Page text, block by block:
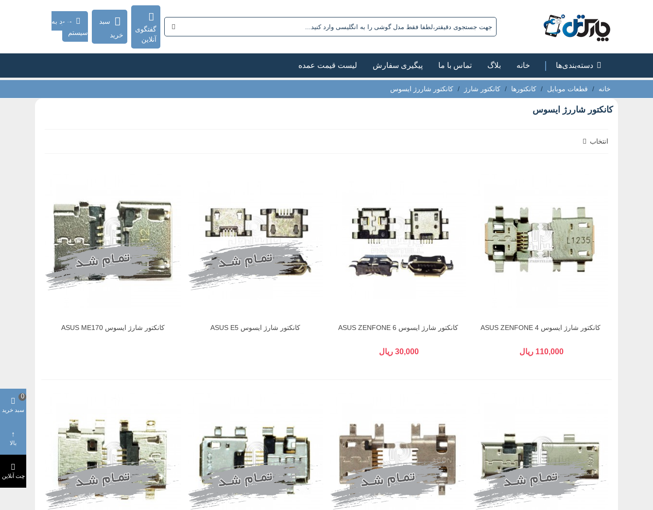
گفتگوی
آنلاین
سبد
خرید
ورود به
سیستم
دسته‌بندی‌ها خانه بلاگ تماس با ما پیگیری سفارش لیست قیمت عمده
خانه / قطعات موبایل / کانکتورها / کانکتور شارژ / کانکتور شاررژ ایسوس
کانکتور شاررژ ایسوس
انتخاب
کانکتور شارژ ایسوس ASUS ZENFONE 4
110,000 ریال
کانکتور شارژ ایسوس ASUS ZENFONE 6
30,000 ریال
کانکتور شارژ ایسوس ASUS E5 کانکتور شارژ ایسوس ASUS ME170
سبد خرید
0
بالا
چت آنلاین